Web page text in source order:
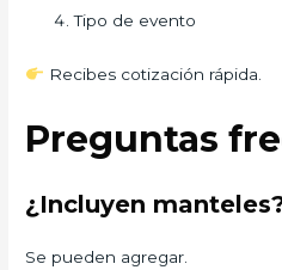
Tipo de evento
Recibes cotización rápida.
Preguntas
¿Incluyen
Se pueden agregar.